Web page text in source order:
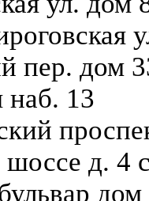
пер. дом
наб. 13
д. 4
дом